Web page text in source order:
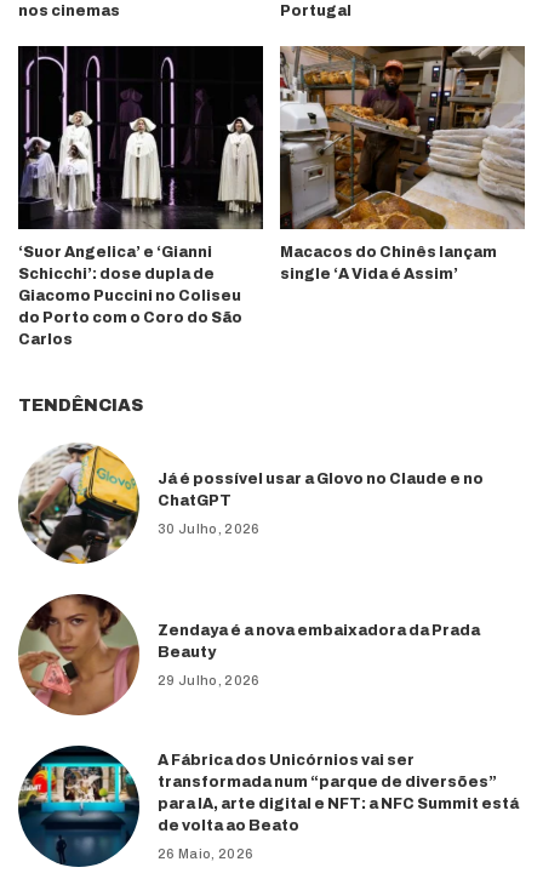
nos cinemas
Portugal
‘Suor Angelica’ e ‘Gianni
Schicchi’: dose dupla de
Giacomo Puccini no Coliseu
do Porto com o Coro do São
Carlos
Macacos do Chinês lançam
single ‘A Vida é Assim’
TENDÊNCIAS
Já é possível usar a Glovo no Claude e no
ChatGPT
30 Julho, 2026
Zendaya é a nova embaixadora da Prada
Beauty
29 Julho, 2026
A Fábrica dos Unicórnios vai ser
transformada num “parque de diversões”
para IA, arte digital e NFT: a NFC Summit está
de volta ao Beato
26 Maio, 2026